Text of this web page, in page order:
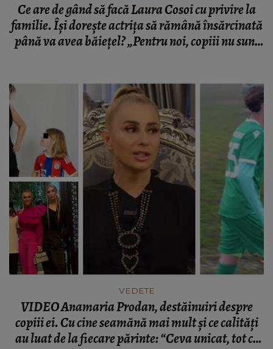
Ce are de gând să facă Laura Cosoi cu privire la
familie. Își dorește actrița să rămână însărcinată
până va avea băiețel? „Pentru noi, copiii nu sunt
VEDETE
VIDEO Anamaria Prodan, destăinuiri despre
copiii ei. Cu cine seamănă mai mult și ce calități
au luat de la fiecare părinte: “Ceva unicat, tot ce